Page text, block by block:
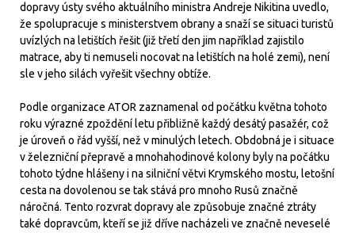
dopravy ústy svého aktuálního ministra Andreje Nikitina uvedlo,
že spolupracuje s ministerstvem obrany a snaží se situaci turistů
uvízlých na letištích řešit (již třetí den jim například zajistilo
matrace, aby ti nemuseli nocovat na letištích na holé zemi), není
sle v jeho silách vyřešit všechny obtíže.
Podle organizace ATOR zaznamenal od počátku května tohoto
roku výrazné zpoždění letu přibližně každý desátý pasažér, což
je úroveň o řád vyšší, než v minulých letech. Obdobná je i situace
v železniční přepravě a mnohahodinové kolony byly na počátku
tohoto týdne hlášeny i na silniční větvi Krymského mostu, letošní
cesta na dovolenou se tak stává pro mnoho Rusů značně
náročná. Tento rozvrat dopravy ale způsobuje značné ztráty
také dopravcům, kteří se již dříve nacházeli ve značně neveselé